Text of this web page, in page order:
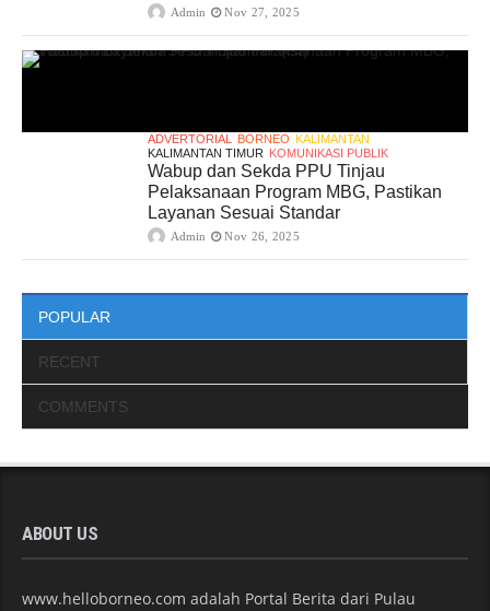
Admin Nov 27, 2025
ADVERTORIAL BORNEO KALIMANTAN
KALIMANTAN TIMUR KOMUNIKASI PUBLIK
Wabup dan Sekda PPU Tinjau
Pelaksanaan Program MBG, Pastikan
Layanan Sesuai Standar
Admin Nov 26, 2025
POPULAR
RECENT
COMMENTS
ABOUT US
www.helloborneo.com adalah Portal Berita dari Pulau